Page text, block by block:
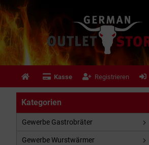
Kasse Registrieren
Kategorien
Gewerbe Gastrobräter
Gewerbe Wurstwärmer